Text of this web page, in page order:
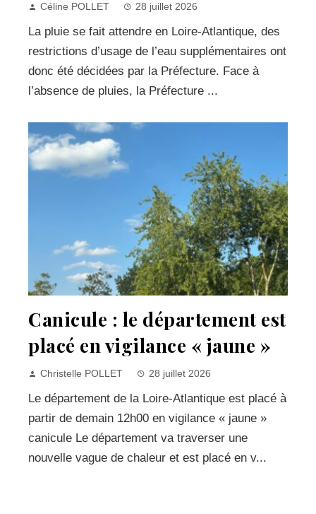
Céline POLLET 28 juillet 2026
La pluie se fait attendre en Loire-Atlantique, des
restrictions d’usage de l’eau supplémentaires ont
donc été décidées par la Préfecture. Face à
l’absence de pluies, la Préfecture ...
Canicule : le département est
placé en vigilance « jaune »
Christelle POLLET 28 juillet 2026
Le département de la Loire-Atlantique est placé à
partir de demain 12h00 en vigilance « jaune »
canicule Le département va traverser une
nouvelle vague de chaleur et est placé en v...